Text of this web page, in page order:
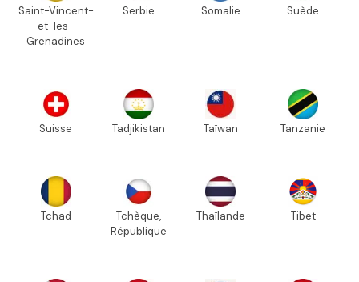
Saint-Vincent-
et-les-
Grenadines
Serbie Somalie Suède
Suisse Tadjikistan Taïwan Tanzanie
Tchad
Tchèque,
République
Thaïlande Tibet